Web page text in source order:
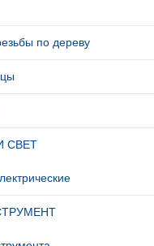
по дереву
СВЕТ